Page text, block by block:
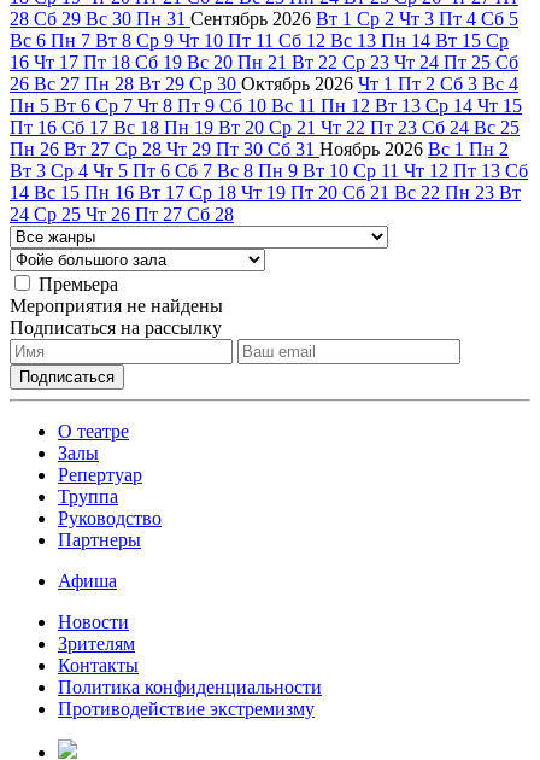
28 Сб 29 Вс 30 Пн 31 Сентябрь 2026 Вт 1 Ср 2 Чт 3 Пт 4 Сб 5
Вс 6 Пн 7 Вт 8 Ср 9 Чт 10 Пт 11 Сб 12 Вс 13 Пн 14 Вт 15 Ср
16 Чт 17 Пт 18 Сб 19 Вс 20 Пн 21 Вт 22 Ср 23 Чт 24 Пт 25 Сб
26 Вс 27 Пн 28 Вт 29 Ср 30 Октябрь 2026 Чт 1 Пт 2 Сб 3 Вс 4
Пн 5 Вт 6 Ср 7 Чт 8 Пт 9 Сб 10 Вс 11 Пн 12 Вт 13 Ср 14 Чт 15
Пт 16 Сб 17 Вс 18 Пн 19 Вт 20 Ср 21 Чт 22 Пт 23 Сб 24 Вс 25
Пн 26 Вт 27 Ср 28 Чт 29 Пт 30 Сб 31 Ноябрь 2026 Вс 1 Пн 2
Вт 3 Ср 4 Чт 5 Пт 6 Сб 7 Вс 8 Пн 9 Вт 10 Ср 11 Чт 12 Пт 13 Сб
14 Вс 15 Пн 16 Вт 17 Ср 18 Чт 19 Пт 20 Сб 21 Вс 22 Пн 23 Вт
24 Ср 25 Чт 26 Пт 27 Сб 28
Премьера
Мероприятия не найдены
Подписаться на рассылку
О театре
Залы
Репертуар
Труппа
Руководство
Партнеры
Афиша
Новости
Зрителям
Контакты
Политика конфиденциальности
Противодействие экстремизму